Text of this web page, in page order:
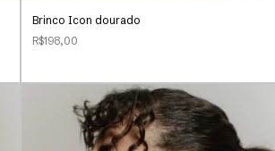
Brinco Icon dourado
R$198,00